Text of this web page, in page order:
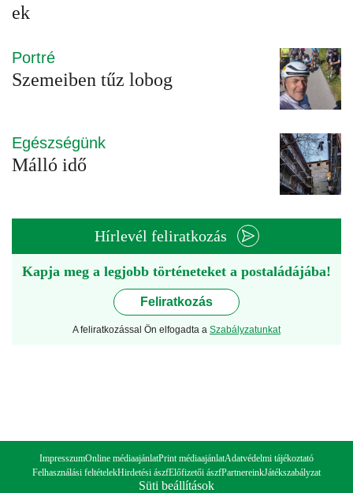
ek
Portré
Szemeiben tűz lobog
Egészségünk
Málló idő
Hírlevél feliratkozás
Kapja meg a legjobb történeteket a postaládájába!
Feliratkozás
A feliratkozással Ön elfogadta a Szabályzatunkat
ImpresszumOnline médiaajánlatPrint médiaajánlatAdatvédelmi tájékoztató
Felhasználási feltételekHirdetési ászfElőfizetői ászfPartnereinkJátékszabályzat
Süti beállítások